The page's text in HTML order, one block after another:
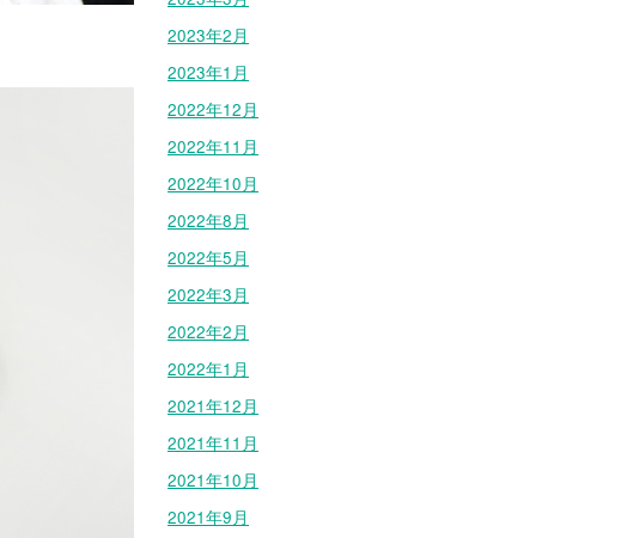
2023年2月
2023年1月
2022年12月
2022年11月
2022年10月
2022年8月
2022年5月
2022年3月
2022年2月
2022年1月
2021年12月
2021年11月
2021年10月
2021年9月